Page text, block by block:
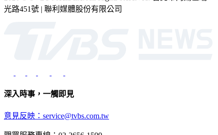
光路451號 | 聯利媒體股份有限公司
深入時事，一觸即見
意見反映：service@tvbs.com.tw